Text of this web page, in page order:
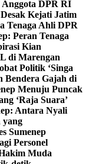
Anggota DPR RI
Kejati Jatim
Tenaga Ahli DPR
Peran Tenaga
Kian
di Marengan
Politik ‘Singa
Bendera Gajah di
Menuju Puncak
‘Raja Suara’
Antara Nyali
yang
Sumenep
Personel
Muda